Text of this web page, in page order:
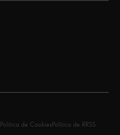
Política de CookiesPolítica de RRSS